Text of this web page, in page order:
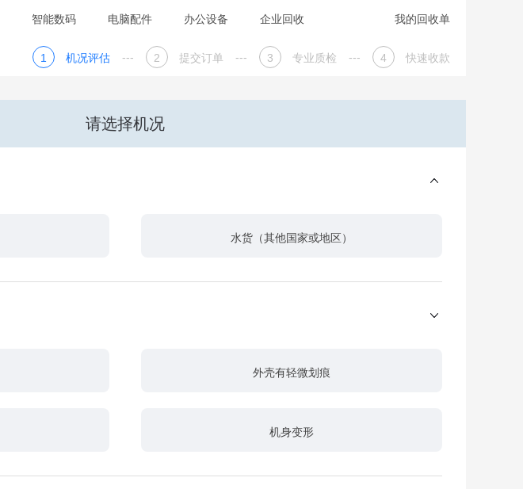
智能数码 电脑配件 办公设备 企业回收 我的回收单
1 机况评估 --- 2 提交订单 --- 3 专业质检 --- 4 快速收款
请选择机况
水货（其他国家或地区）
外壳有轻微划痕
机身变形